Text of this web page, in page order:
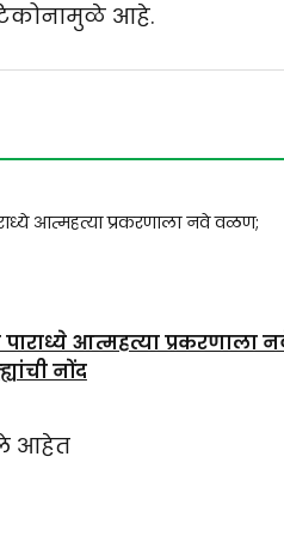
आहे.
पाराध्ये आत्महत्या प्रकरणाला
नोंद
आहेत